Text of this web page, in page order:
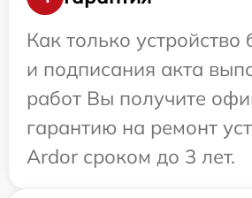
Как только устройство
и подписания акта
работ Вы получите
гарантию на ремонт
Ardor сроком до 3 лет.